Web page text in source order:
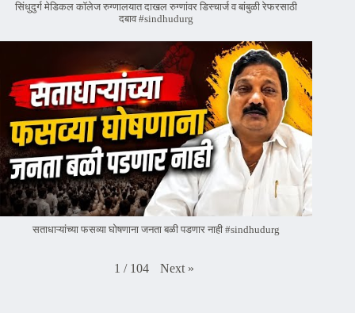
सिंधुदुर्ग मेडिकल कॉलेज रुग्णालयात दाखल रुग्णांवर डिस्चार्ज व बांबुळी रेफरसाठी
दबाव #sindhudurg
सताधाऱ्यांच्या फसव्या घोषणाना जनता बळी पडणार नाही #sindhudurg
1 / 104 Next »